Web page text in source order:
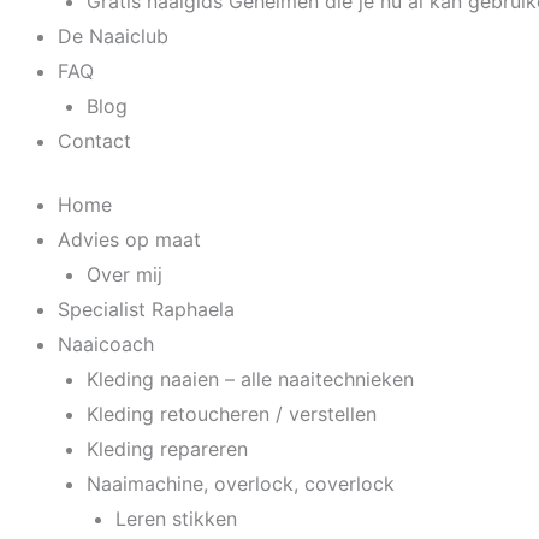
De Naaiclub
FAQ
Blog
Contact
Home
Advies op maat
Over mij
Specialist Raphaela
Naaicoach
Kleding naaien – alle naaitechnieken
Kleding retoucheren / verstellen
Kleding repareren
Naaimachine, overlock, coverlock
Leren stikken